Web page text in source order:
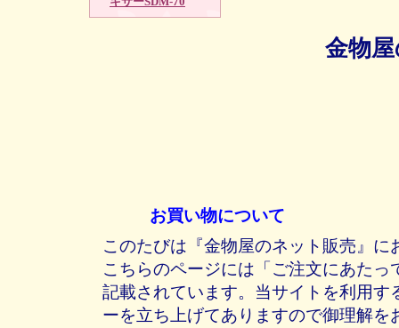
金物
お買い物について
このたびは『金物屋のネット販売』
こちらのページには「ご注文にあた
記載されています。当サイトを利用
ーを立ち上げてありますので御理解を